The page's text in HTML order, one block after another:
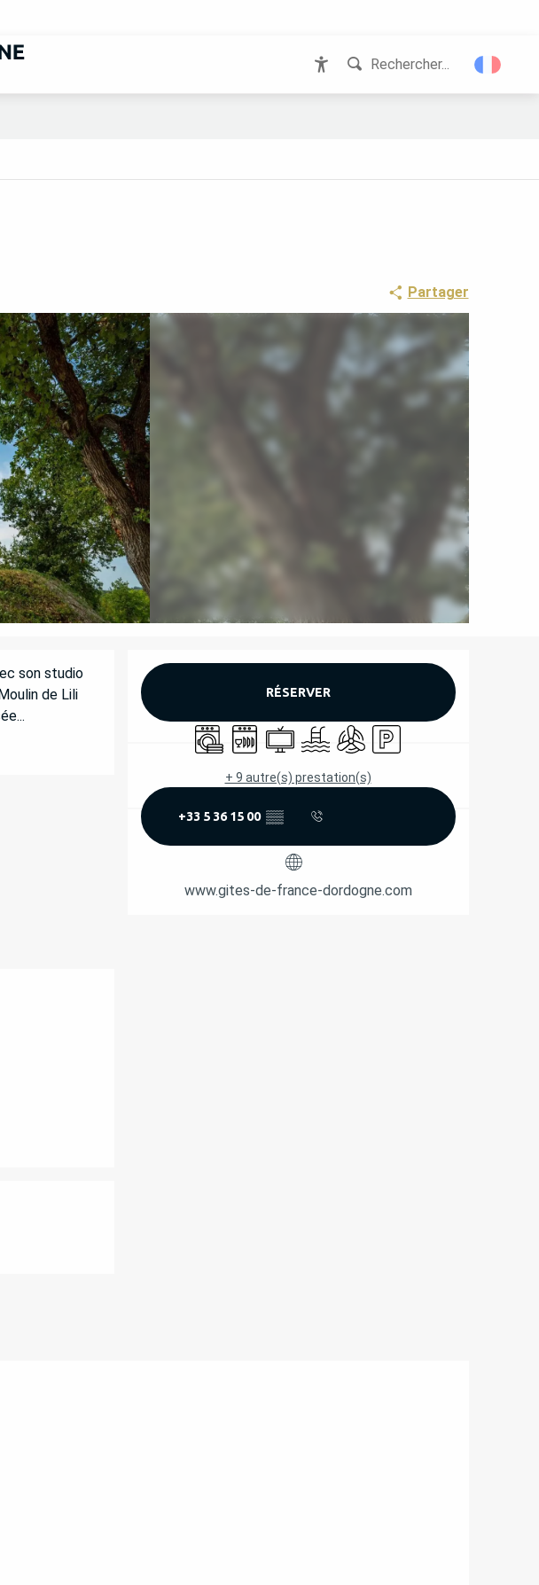
Rechercher...
Partager
OUVERTURE ET
RÉSERVER
Lave lingeLave vaisselle
TélévisionPiscineAir conditionné
Parking
+ 9 autre(s) prestation(s)
+33 5 36 15 00 ▒▒
www.gites-de-france-dordogne.com
son studio
de Lili